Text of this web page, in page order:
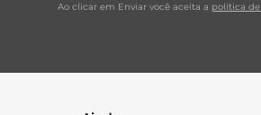
Ao clicar em Enviar você aceita a política